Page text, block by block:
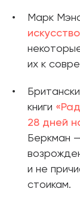
Марк
их к
книги
28 дней
Беркман
и не
стоикам.